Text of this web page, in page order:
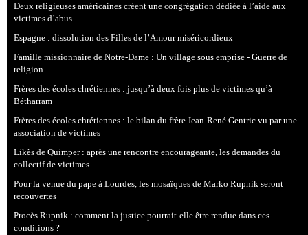
Deux religieuses américaines créent une congrégation dédiée à l’aide aux
victimes d’abus
Espagne : dissolution des Filles de l’Amour miséricordieux
Famille missionnaire de Notre-Dame : Un village sous emprise - Guerre de
religion
Frères des écoles chrétiennes : jusqu’à deux fois plus de victimes qu’à
Bétharram
Frères des écoles chrétiennes : le bilan du frère Jean-René Gentric vu par une
association de victimes
Likès de Quimper : après une rencontre encourageante, les demandes du
collectif de victimes
Pour la venue du pape à Lourdes, les mosaïques de Marko Rupnik seront
recouvertes
Procès Rupnik : comment la justice pourrait-elle être rendue dans ces
conditions ?